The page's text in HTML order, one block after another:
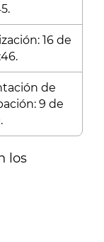
16 de
de
9 de
los